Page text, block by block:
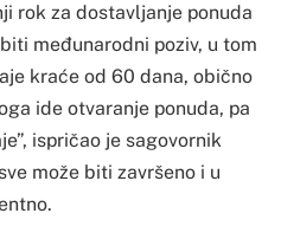
rok za dostavljanje ponuda
međunarodni poziv, u tom
kraće od 60 dana, obično
ide otvaranje ponuda, pa
ispričao je sagovornik
može biti završeno i u